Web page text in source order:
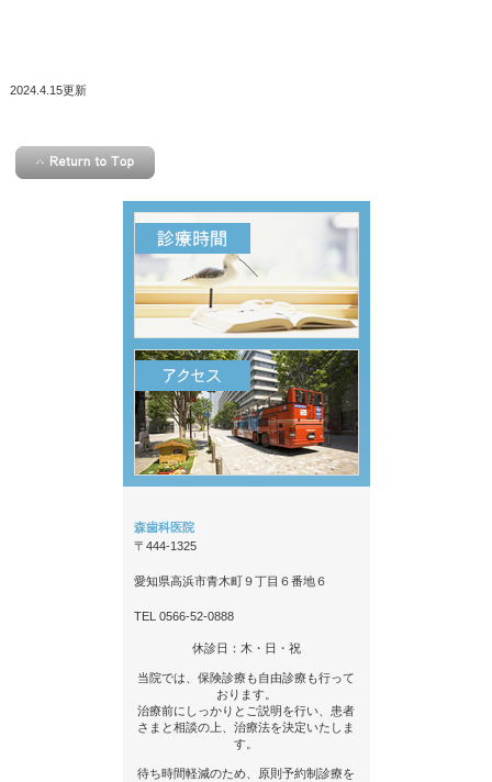
2024.4.15更新
森歯科医院
〒444-1325
愛知県高浜市青木町９丁目６番地６
TEL 0566-52-0888
休診日：木・日・祝
当院では、保険診療も自由診療も行って
おります。
治療前にしっかりとご説明を行い、患者
さまと相談の上、治療法を決定いたしま
す。
待ち時間軽減のため、原則予約制診療を